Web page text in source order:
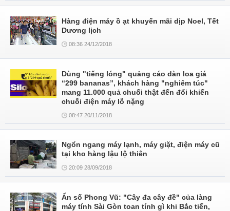
Hàng điện máy ồ ạt khuyến mãi dịp Noel, Tết
Dương lịch
08:36 24/12/2018
Dùng "tiếng lóng" quảng cáo dàn loa giá
“299 bananas”, khách hàng "nghiêm túc"
mang 11.000 quả chuối thật đến đổi khiến
chuỗi điện máy lỗ nặng
08:47 20/11/2018
Ngổn ngang máy lạnh, máy giặt, điện máy cũ
tại kho hàng lậu lộ thiên
20:09 28/09/2018
Ẩn số Phong Vũ: "Cây đa cây đề" của làng
máy tính Sài Gòn toan tính gì khi Bắc tiến,